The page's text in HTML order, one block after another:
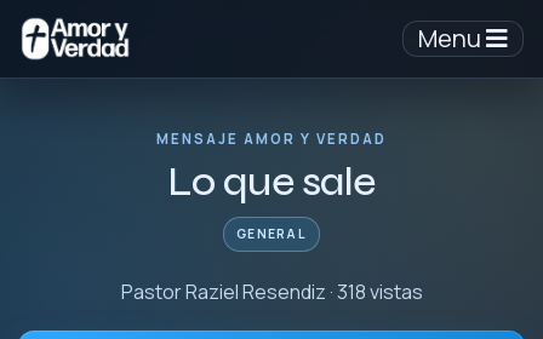
Menu
MENSAJE AMOR Y VERDAD
Lo que sale
GENERAL
Pastor Raziel Resendiz · 318 vistas